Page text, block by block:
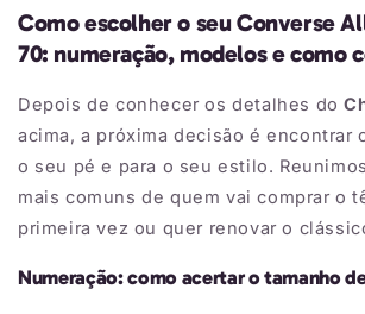
Como escolher o seu Converse
70: numeração, modelos e como
Depois de conhecer os detalhes do
acima, a próxima decisão é encontrar
o seu pé e para o seu estilo.
mais comuns de quem vai comprar o
primeira vez ou quer renovar o
Numeração: como acertar o tamanho